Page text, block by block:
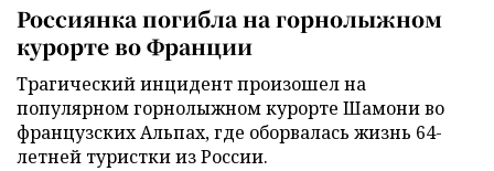
Россиянка погибла на горнолыжном
курорте во Франции
Трагический инцидент произошел на
популярном горнолыжном курорте Шамони во
французских Альпах, где оборвалась жизнь 64-
летней туристки из России.